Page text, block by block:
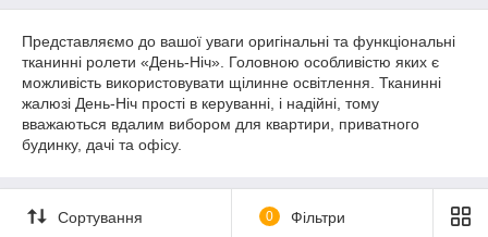
Представляємо до вашої уваги оригінальні та функціональні
тканинні ролети «День-Ніч». Головною особливістю яких є
можливість використовувати щілинне освітлення. Тканинні
жалюзі День-Ніч прості в керуванні, і надійні, тому
вважаються вдалим вибором для квартири, приватного
будинку, дачі та офісу.
Сортування 0 Фільтри